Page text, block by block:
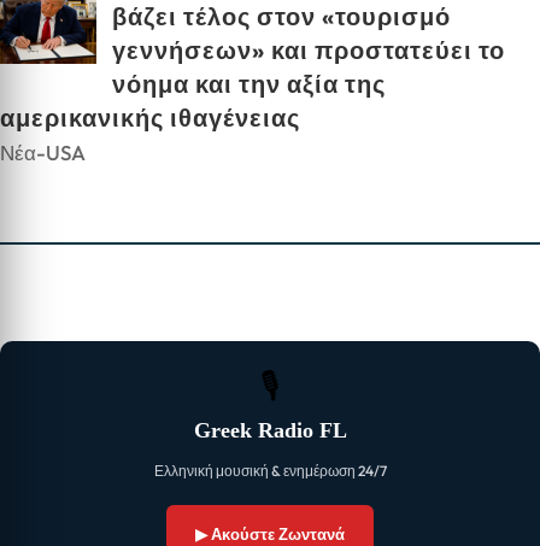
βάζει τέλος στον «τουρισμό
γεννήσεων» και προστατεύει το
νόημα και την αξία της
αμερικανικής ιθαγένειας
Νέα-USA
🎙
Greek Radio FL
Ελληνική μουσική & ενημέρωση 24/7
▶ Ακούστε Ζωντανά